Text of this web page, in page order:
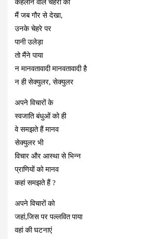
कहलाने वाले चेहरों को
मैं जब गौर से देखा,
उनके चेहरे पर
पानी उलेड़ा
तो मैंने पाया
न मानवतावादी मानवतावादी है
न ही सेक्‍युलर, सेक्‍युलर
अपने विचारों के
स्वजाति बंधुओं को ही
वे समझते हैं मानव
सेक्‍युलर भी
विचार और आस्था से भिन्‍न
प्राणियों को मानव
कहां समझते हैं ?
अपने विचारों को
जहां,जिस पर पल्‍लवित पाया
वहां की घटनाएं